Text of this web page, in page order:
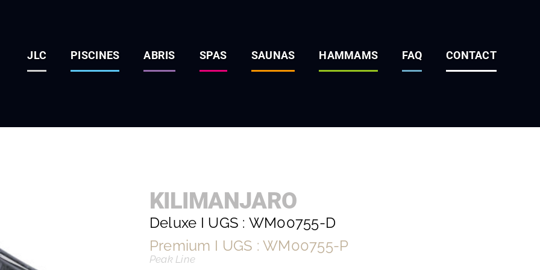
JLC PISCINES ABRIS SPAS SAUNAS HAMMAMS FAQ CONTACT
KILIMANJARO
Deluxe I UGS : WM00755-D
Premium I UGS : WM00755-P
Peak Line